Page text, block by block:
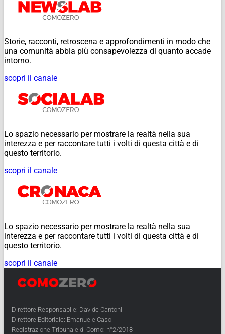
Storie, racconti, retroscena e approfondimenti in modo che
una comunità abbia più consapevolezza di quanto accade
intorno.
scopri il canale
Lo spazio necessario per mostrare la realtà nella sua
interezza e per raccontare tutti i volti di questa città e di
questo territorio.
scopri il canale
Lo spazio necessario per mostrare la realtà nella sua
interezza e per raccontare tutti i volti di questa città e di
questo territorio.
scopri il canale
Direttore Responsabile: Davide Cantoni
Direttore Editoriale: Emanuele Caso
Registrazione Tribunale di Como: n°2/2018